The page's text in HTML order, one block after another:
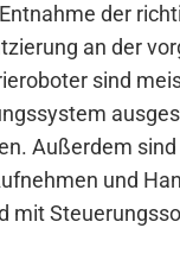
der
an der
sind
Außerdem
und
mit